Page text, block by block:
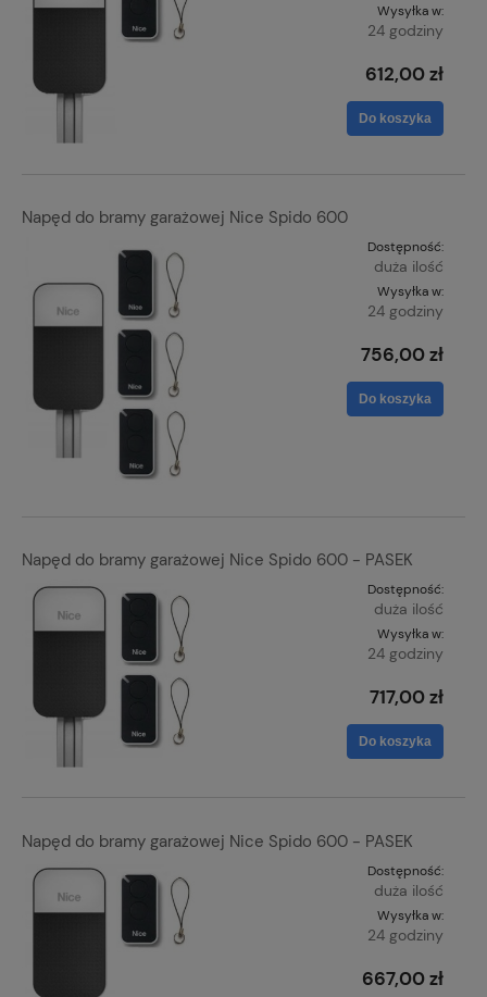
Wysyłka w:
24 godziny
612,00 zł
Do koszyka
Napęd do bramy garażowej Nice Spido 600
Dostępność:
duża ilość
Wysyłka w:
24 godziny
756,00 zł
Do koszyka
Napęd do bramy garażowej Nice Spido 600 - PASEK
Dostępność:
duża ilość
Wysyłka w:
24 godziny
717,00 zł
Do koszyka
Napęd do bramy garażowej Nice Spido 600 - PASEK
Dostępność:
duża ilość
Wysyłka w:
24 godziny
667,00 zł